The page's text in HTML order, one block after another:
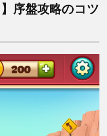
序盤攻略のコツ